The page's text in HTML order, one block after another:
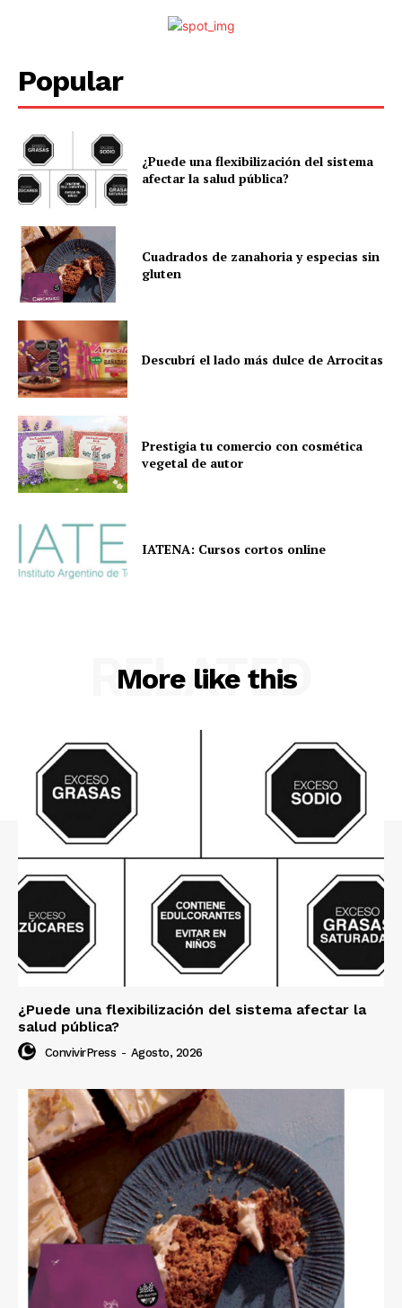
Popular
¿Puede una flexibilización del sistema
afectar la salud pública?
Cuadrados de zanahoria y especias sin
gluten
Descubrí el lado más dulce de Arrocitas
Prestigia tu comercio con cosmética
vegetal de autor
IATENA: Cursos cortos online
More like this
RELATED
¿Puede una flexibilización del sistema afectar la
salud pública?
ConvivirPress - Agosto, 2026